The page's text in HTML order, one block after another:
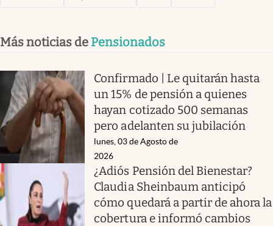
Más noticias de Pensionados
Confirmado | Le quitarán hasta
un 15% de pensión a quienes
hayan cotizado 500 semanas
pero adelanten su jubilación
lunes, 03 de Agosto de
2026
¿Adiós Pensión del Bienestar?
Claudia Sheinbaum anticipó
cómo quedará a partir de ahora la
cobertura e informó cambios